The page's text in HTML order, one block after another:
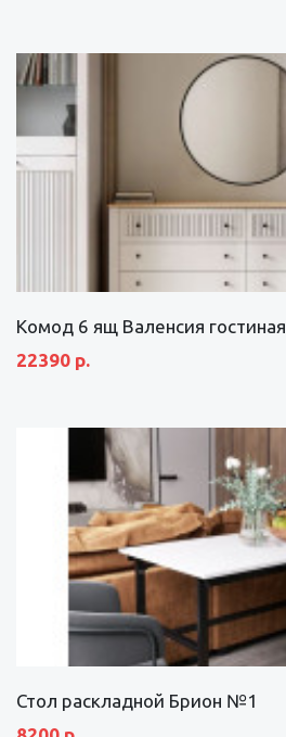
Комод 6 ящ Валенсия гостиная
22390 р.
Стол раскладной Брион №1